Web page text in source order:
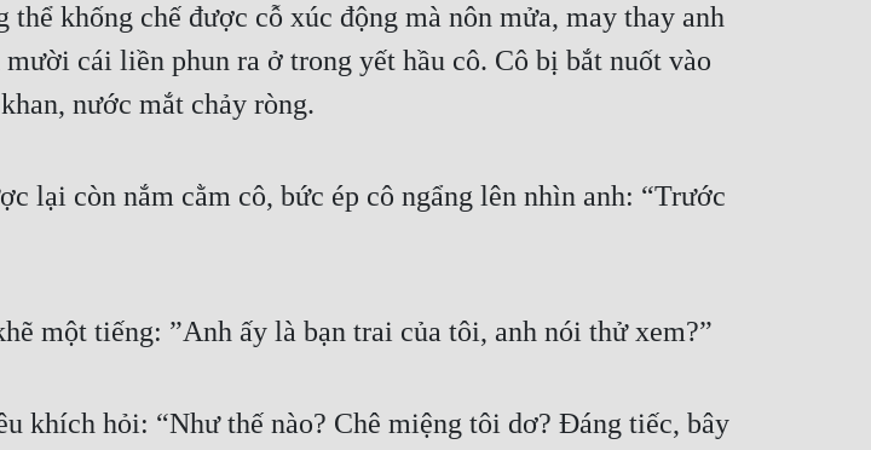
khống chế được cỗ xúc động mà nôn mửa, may thay anh
cái liền phun ra ở trong yết hầu cô. Cô bị bắt nuốt vào
nước mắt chảy ròng.
lại còn nắm cằm cô, bức ép cô ngẩng lên nhìn anh: “Trước
một tiếng: ”Anh ấy là bạn trai của tôi, anh nói thử xem?”
khích hỏi: “Như thế nào? Chê miệng tôi dơ? Đáng tiếc, bây